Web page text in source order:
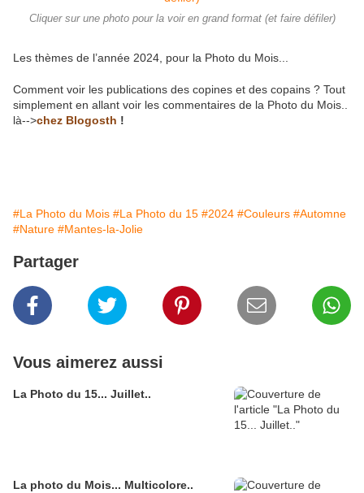
Cliquer sur une photo pour la voir en grand format (et faire défiler)
Les thèmes de l’année 2024, pour la Photo du Mois...
Comment voir les publications des copines et des copains ? Tout
simplement en allant voir les commentaires de la Photo du Mois..
là-->chez Blogosth !
#La Photo du Mois #La Photo du 15 #2024 #Couleurs #Automne
#Nature #Mantes-la-Jolie
Partager
Vous aimerez aussi
La Photo du 15... Juillet..
La photo du Mois... Multicolore..